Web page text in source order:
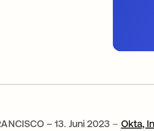
– 13. Juni 2023 – Okta,